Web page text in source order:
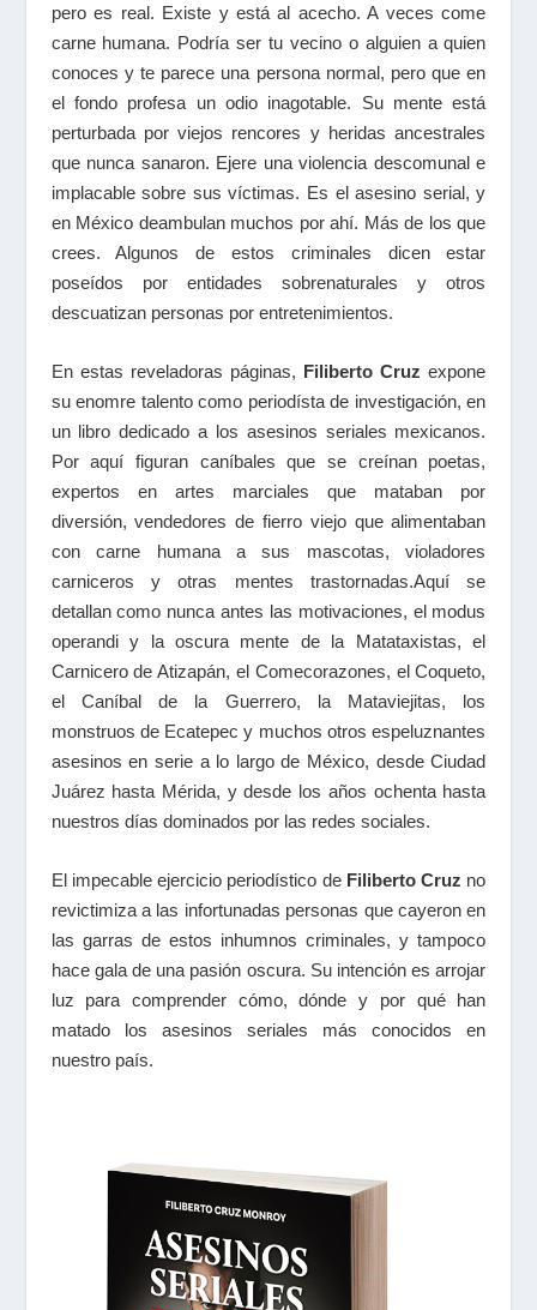
pero es real. Existe y está al acecho. A veces come
carne humana. Podría ser tu vecino o alguien a quien
conoces y te parece una persona normal, pero que en
el fondo profesa un odio inagotable. Su mente está
perturbada por viejos rencores y heridas ancestrales
que nunca sanaron. Ejere una violencia descomunal e
implacable sobre sus víctimas. Es el asesino serial, y
en México deambulan muchos por ahí. Más de los que
crees. Algunos de estos criminales dicen estar
poseídos por entidades sobrenaturales y otros
descuatizan personas por entretenimientos.
En estas reveladoras páginas, Filiberto Cruz expone
su enomre talento como periodísta de investigación, en
un libro dedicado a los asesinos seriales mexicanos.
Por aquí figuran caníbales que se creínan poetas,
expertos en artes marciales que mataban por
diversión, vendedores de fierro viejo que alimentaban
con carne humana a sus mascotas, violadores
carniceros y otras mentes trastornadas.Aquí se
detallan como nunca antes las motivaciones, el modus
operandi y la oscura mente de la Matataxistas, el
Carnicero de Atizapán, el Comecorazones, el Coqueto,
el Caníbal de la Guerrero, la Mataviejitas, los
monstruos de Ecatepec y muchos otros espeluznantes
asesinos en serie a lo largo de México, desde Ciudad
Juárez hasta Mérida, y desde los años ochenta hasta
nuestros días dominados por las redes sociales.
El impecable ejercicio periodístico de Filiberto Cruz no
revictimiza a las infortunadas personas que cayeron en
las garras de estos inhumnos criminales, y tampoco
hace gala de una pasión oscura. Su intención es arrojar
luz para comprender cómo, dónde y por qué han
matado los asesinos seriales más conocidos en
nuestro país.